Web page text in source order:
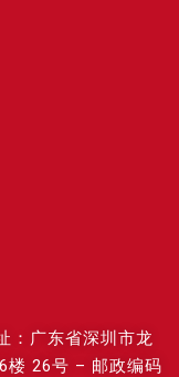
：广东省深圳市龙
楼 26号 – 邮政编码